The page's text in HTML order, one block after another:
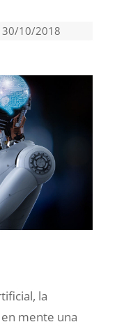
30/10/2018
la
mente una